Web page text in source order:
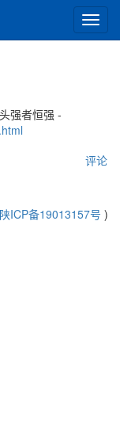
切
换
强者恒强 -
评论
陕ICP备19013157号 )